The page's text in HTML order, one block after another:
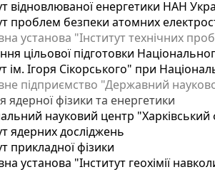
відновлюваної енергетики НАН
проблем безпеки атомних
установа "Інститут технічних
цільової підготовки
ім. Ігоря Сікорського" при
підприємство "Державний
ядерної фізики та енергетики
науковий центр "Харківський
ядерних досліджень
прикладної фізики
установа "Інститут геохімії